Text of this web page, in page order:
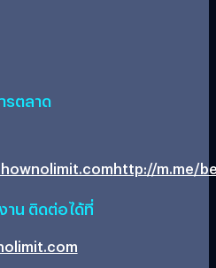
รตลาด
http://m.me/
น ติดต่อได้ที่